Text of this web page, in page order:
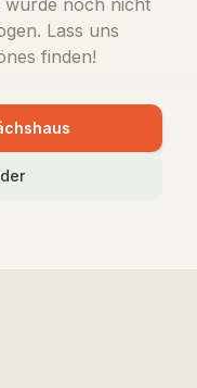
wurde noch nicht
Lass uns
finden!